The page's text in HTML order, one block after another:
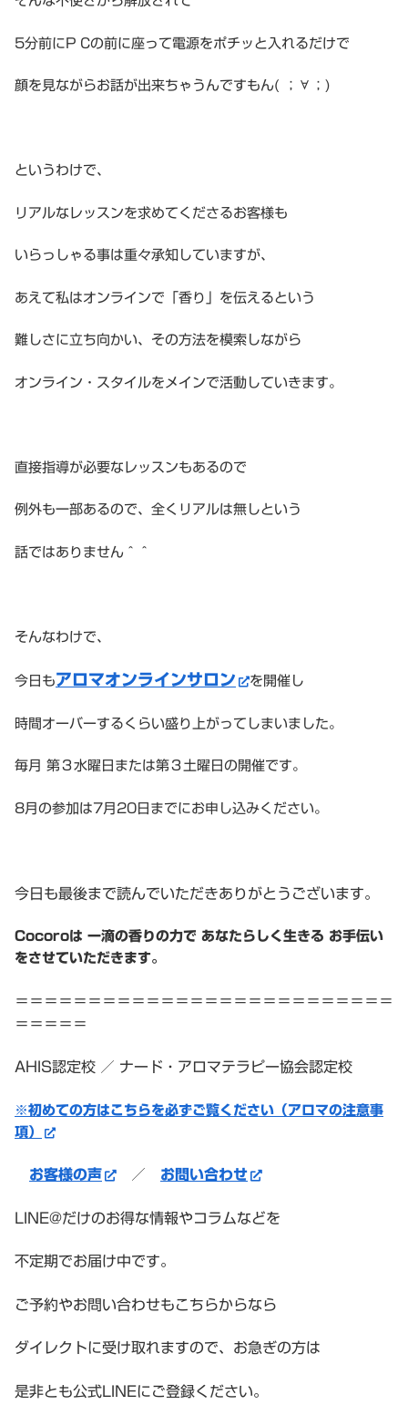
5分前にP Cの前に座って電源をポチッと入れるだけで
顔を見ながらお話が出来ちゃうんですもん( ；∀；)
というわけで、
リアルなレッスンを求めてくださるお客様も
いらっしゃる事は重々承知していますが、
あえて私はオンラインで「香り」を伝えるという
難しさに立ち向かい、その方法を模索しながら
オンライン・スタイルをメインで活動していきます。
直接指導が必要なレッスンもあるので
例外も一部あるので、全くリアルは無しという
話ではありません＾＾
そんなわけで、
今日もアロマオンラインサロン を開催し
時間オーバーするくらい盛り上がってしまいました。
毎月 第３水曜日または第３土曜日の開催です。
8月の参加は7月20日までにお申し込みください。
今日も最後まで読んでいただきありがとうございます。
Cocoroは 一滴の香りの力で あなたらしく生きる お手伝い
をさせていただきます。
＝＝＝＝＝＝＝＝＝＝＝＝＝＝＝＝＝＝＝＝＝＝＝＝＝＝
＝＝＝＝＝
AHIS認定校 ／ ナード・アロマテラピー協会認定校
※初めての方はこちらを必ずご覧ください（アロマの注意事
項）
お客様の声 ／ お問い合わせ
LINE@だけのお得な情報やコラムなどを
不定期でお届け中です。
ご予約やお問い合わせもこちらからなら
ダイレクトに受け取れますので、お急ぎの方は
是非とも公式LINEにご登録ください。